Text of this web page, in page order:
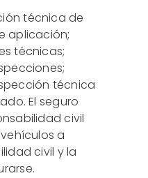
técnica de
aplicación;
técnicas;
técnica
El seguro
civil
a
civil y la